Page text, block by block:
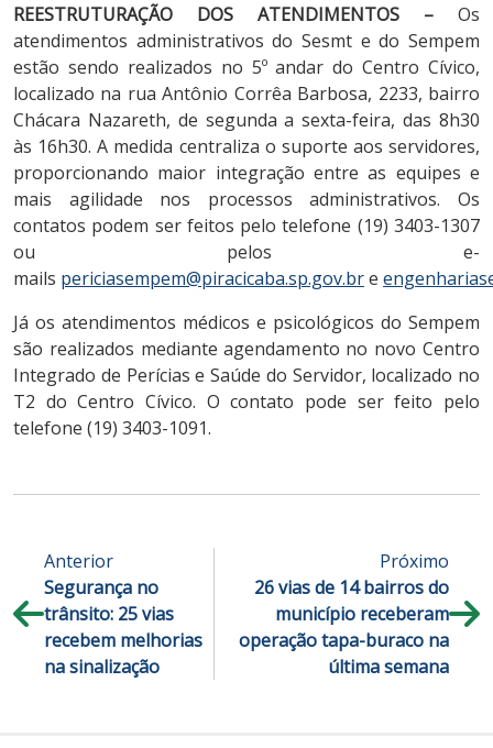
REESTRUTURAÇÃO DOS ATENDIMENTOS – Os
atendimentos administrativos do Sesmt e do Sempem
estão sendo realizados no 5º andar do Centro Cívico,
localizado na rua Antônio Corrêa Barbosa, 2233, bairro
Chácara Nazareth, de segunda a sexta-feira, das 8h30
às 16h30. A medida centraliza o suporte aos servidores,
proporcionando maior integração entre as equipes e
mais agilidade nos processos administrativos. Os
contatos podem ser feitos pelo telefone (19) 3403-1307
ou pelos e-
mails periciasempem@piracicaba.sp.gov.bre
Já os atendimentos médicos e psicológicos do Sempem
são realizados mediante agendamento no novo Centro
Integrado de Perícias e Saúde do Servidor, localizado no
T2 do Centro Cívico. O contato pode ser feito pelo
telefone (19) 3403-1091.
Anterior
Segurança no
trânsito: 25 vias
recebem melhorias
na sinalização
Próximo
26 vias de 14 bairros do
município receberam
operação tapa-buraco na
última semana